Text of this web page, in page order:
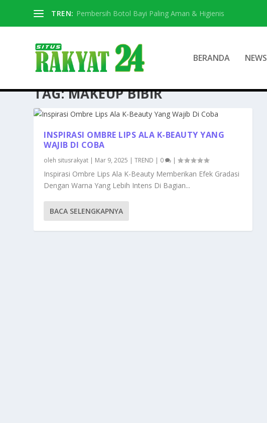
TREN: Pembersih Botol Bayi Paling Aman & Higienis
BERANDA NEWS
TAG:MAKEUP BIBIR
INSPIRASI OMBRE LIPS ALA K-BEAUTY YANG
WAJIB DI COBA
oleh situsrakyat | Mar 9, 2025 |TREND | 0 |
Inspirasi Ombre Lips Ala K-Beauty Memberikan Efek Gradasi
Dengan Warna Yang Lebih Intens Di Bagian...
BACA SELENGKAPNYA